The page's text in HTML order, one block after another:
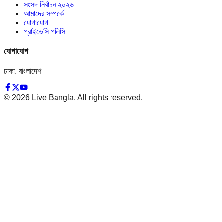
সংসদ নির্বাচন ২০২৬
আমাদের সম্পর্কে
যোগাযোগ
প্রাইভেসি পলিসি
যোগাযোগ
ঢাকা, বাংলাদেশ
© 2026 Live Bangla. All rights reserved.